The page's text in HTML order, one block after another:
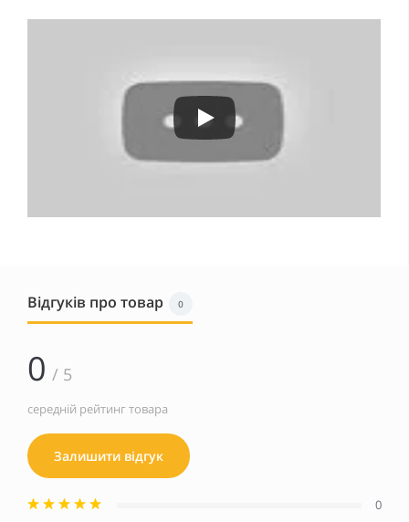
Відгуків про товар 0
0 / 5
середній рейтинг товара
Залишити відгук
0